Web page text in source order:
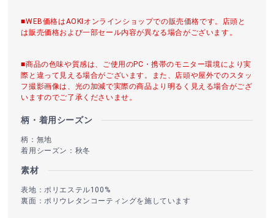
■WEB価格はAOKIオンラインショップでの販売価格です。店頭と
は販売価格および一部セール内容が異なる場合がございます。
■商品の色味や質感は、ご使用のPC・携帯のモニター環境により実
際と違って見える場合がございます。また、店頭や屋外でのスタッ
フ撮影画像は、光の加減で実際の商品より明るく見える場合がござ
いますのでご了承くださいませ。
柄・着用シーズン
柄：無地
着用シーズン：秋冬
素材
表地：ポリエステル100%
裏面：ポリウレタンコーティングを施しています